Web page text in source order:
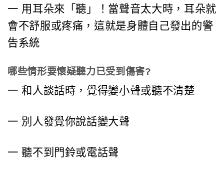
一 用耳朵來「聽」！當聲音太大時，耳朵就
會不舒服或疼痛，這就是身體自己發出的警
告系統
哪些情形要懷疑聽力已受到傷害?
一 和人談話時，覺得變小聲或聽不清楚
一 別人發覺你說話變大聲
一 聽不到門鈴或電話聲